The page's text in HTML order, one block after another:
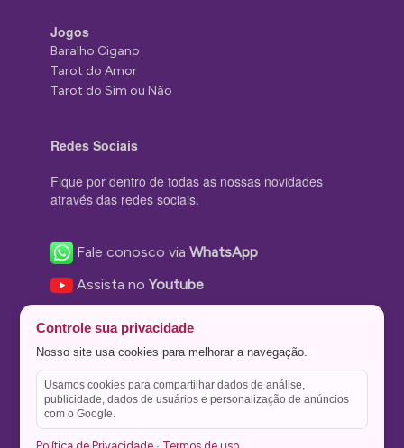
Jogos
Baralho Cigano
Tarot do Amor
Tarot do Sim ou Não
Redes Sociais
Fique por dentro de todas as nossas novidades
através das redes sociais.
Fale conosco viaWhatsApp
Assista noYoutube
Nos siga no Instagram
Nos siga noTwitter
Salve no
Controle sua privacidade
Nosso site usa cookies para melhorar a navegação.
Usamos cookies para compartilhar dados de análise,
publicidade, dados de usuários e personalização de anúncios
com o Google.